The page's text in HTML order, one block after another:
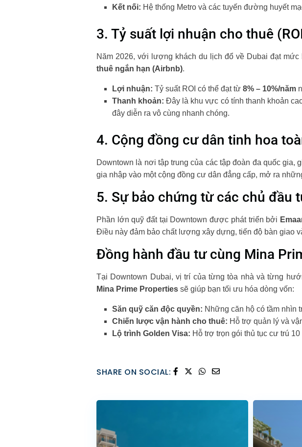
Kết nối: Hệ thống Metro và các tuyến đường huyết
3. Tỷ suất lợi nhuận cho thuê
Năm 2026, với lượng khách du lịch đổ về Dubai đạt
thuê ngắn hạn (Airbnb).
Lợi nhuận: Tỷ suất ROI có thể đạt từ 8% – 10%/năm
Thanh khoản: Đây là khu vực có tính thanh khoản
đây diễn ra vô cùng nhanh chóng.
4. Cộng đồng cư dân tinh hoa
Downtown là nơi tập trung của các tập đoàn đa quốc
gia nhập vào một cộng đồng cư dân đẳng cấp, mở ra
5. Sự bảo chứng từ các chủ đầu
Phần lớn quỹ đất tại Downtown được phát triển bởi
Điều này đảm bảo chất lượng xây dựng, tiến độ bàn giao
Đồng hành đầu tư cùng Mina
Tại Downtown Dubai, vị trí của từng tòa nhà và từng
Mina Prime Properties sẽ giúp bạn tối ưu hóa dòng vốn:
Săn quỹ căn độc quyền: Những căn hộ có tầm nhìn
Chiến lược vận hành cho thuê: Hỗ trợ quản lý và
Lộ trình Golden Visa: Hỗ trợ trọn gói thủ tục cư trú
SHARE ON SOCIAL: